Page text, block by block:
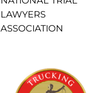
LAWYERS
ASSOCIATION